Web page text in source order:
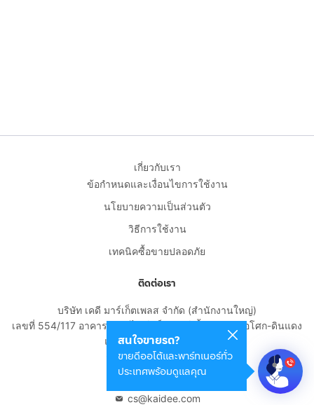
สนใจขายรถ?
ขายดีออโต้และพาร์ทเนอร์ทั่ว
ประเทศพร้อมดูแลคุณ
เกี่ยวกับเรา
ข้อกำหนดและเงื่อนไขการใช้งาน
นโยบายความเป็นส่วนตัว
วิธีการใช้งาน
เทคนิคซื้อขายปลอดภัย
ติดต่อเรา
บริษัท เคดี มาร์เก็ตเพลส จำกัด (สำนักงานใหญ่)
เลขที่ 554/117 อาคารสกายไนน์ เซ็นเตอร์ ชั้น 22 ถนนอโศก-ดินแดง
แขวงดินแดง เขตดินแดง
กรุงเทพมหานคร 10400
cs@kaidee.com